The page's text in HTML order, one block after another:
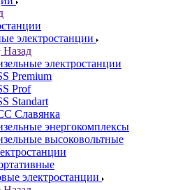
электростанции
Назад
электростанции
Premium
Prof
Standart
Славянка
энергокомплексы
высоковольтные
электростанции